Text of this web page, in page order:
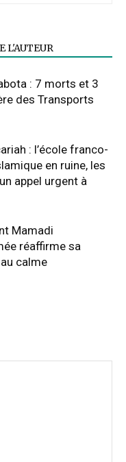
L'AUTEUR
: 7 morts et 3
des Transports
: l’école franco-
en ruine, les
appel urgent à
Mamadi
réaffirme sa
calme